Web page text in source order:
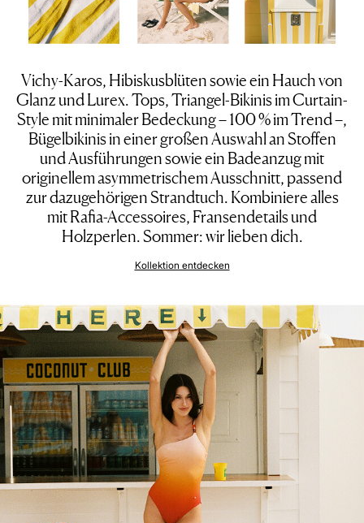
Vichy-Karos, Hibiskusblüten sowie ein Hauch von
Glanz und Lurex. Tops, Triangel-Bikinis im Curtain-
Style mit minimaler Bedeckung – 100 % im Trend –,
Bügelbikinis in einer großen Auswahl an Stoffen
und Ausführungen sowie ein Badeanzug mit
originellem asymmetrischem Ausschnitt, passend
zur dazugehörigen Strandtuch. Kombiniere alles
mit Rafia-Accessoires, Fransendetails und
Holzperlen. Sommer: wir lieben dich.
Kollektion entdecken